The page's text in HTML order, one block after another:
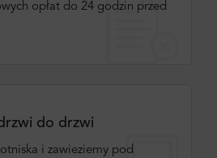
opłat do 24 godzin przed
do drzwi
i zawieziemy pod